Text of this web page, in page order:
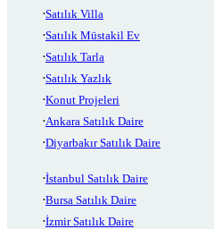
Satılık Villa
Satılık Müstakil Ev
Satılık Tarla
Satılık Yazlık
Konut Projeleri
Ankara Satılık Daire
Diyarbakır Satılık Daire
İstanbul Satılık Daire
Bursa Satılık Daire
İzmir Satılık Daire